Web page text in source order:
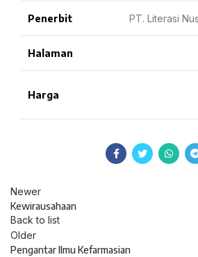
Penerbit PT. Literasi
Halaman
Harga
Newer
Kewirausahaan
Back to list
Older
Pengantar Ilmu Kefarmasian